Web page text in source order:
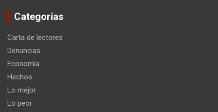
Categorías
Carta de lectores
Denuncias
Economía
Hechos
Lo mejor
Lo peor